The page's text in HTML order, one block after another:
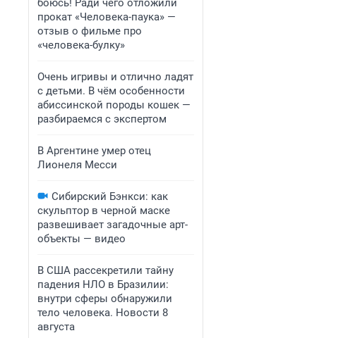
боюсь! Ради чего отложили
прокат «Человека-паука» —
отзыв о фильме про
«человека-булку»
Очень игривы и отлично ладят
с детьми. В чём особенности
абиссинской породы кошек —
разбираемся с экспертом
В Аргентине умер отец
Лионеля Месси
Сибирский Бэнкси: как
скульптор в черной маске
развешивает загадочные арт-
объекты — видео
В США рассекретили тайну
падения НЛО в Бразилии:
внутри сферы обнаружили
тело человека. Новости 8
августа